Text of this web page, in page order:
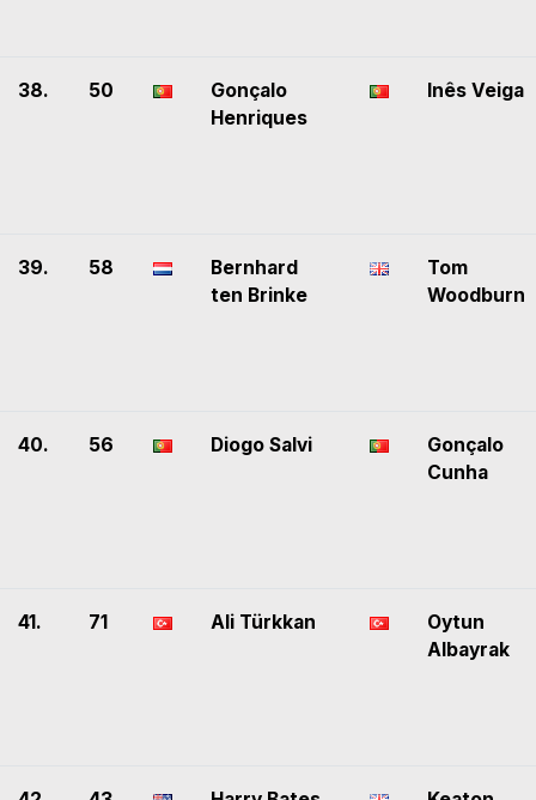
38. 50
Gonçalo
Henriques
Inês Veiga
39. 58
Bernhard
ten Brinke
Tom
Woodburn
40. 56 Diogo Salvi
Gonçalo
Cunha
41. 71 Ali Türkkan
Oytun
Albayrak